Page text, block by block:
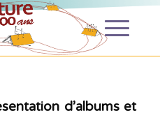
d’albums et